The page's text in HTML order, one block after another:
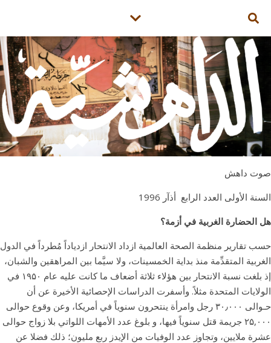
صوت داهش
السنة الأولى العدد الرابع أذآر 1996
هل الحضارة الغربية في أزمة؟
حسب تقارير منظمة الصحة العالمية ازداد الانتحار ازدیاداً مُطرداً في الدول
الغربية المتقدِّمة منذ بداية الخمسينات، ولا سيَّما بين المراهقين والشبان،
إذ بلغت نسبة الانتحار بين هؤلاء ثلاثة أضعاف ما كانت عليه عام ۱۹۵۰ في
الولايات المتحدة مثلاً. وأسفرت الدراسات الإحصائية الأخيرة عن أن
حـوالی ۳۰٫۰۰۰ رجل وامرأة ينتحرون سنوياً في أمريكا، وعن وقوع حوالى
۲۵,۰۰۰ جريمة قتل سنوياً فيها، و بلوغ عدد الأمهات اللواتي بلا زواج حوالى
عشرة ملايين، وتجاوز عدد الوفيات من الإيدز ربع مليون؛ ذلك فضلا عن